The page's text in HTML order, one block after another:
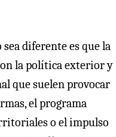
diferente es que la
la política exterior y
que suelen provocar
el programa
o el impulso